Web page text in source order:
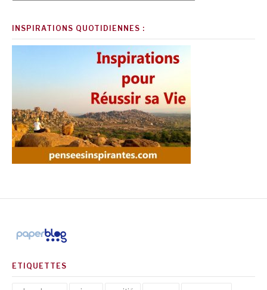
INSPIRATIONS QUOTIDIENNES :
ETIQUETTES